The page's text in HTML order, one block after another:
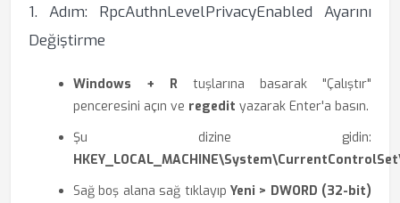
1. Adım: RpcAuthnLevelPrivacyEnabled Ayarını
Değiştirme
Windows + R tuşlarına basarak "Çalıştır"
penceresini açın ve regedit yazarak Enter'a basın.
Şu dizine gidin:
Sağ boş alana sağ tıklayıp Yeni > DWORD (32-bit)